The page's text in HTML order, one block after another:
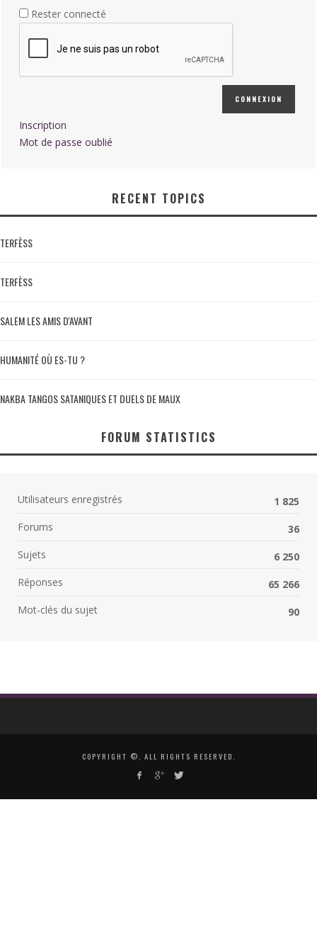
Rester connecté
CONNEXION
Inscription
Mot de passe oublié
RECENT TOPICS
TERFÈSS
TERFÈSS
SALEM LES AMIS D'AVANT
HUMANITÉ OÙ ES-TU ?
NAKBA TANGOS SATANIQUES ET DUELS DE MAUX
FORUM STATISTICS
Utilisateurs enregistrés
1 825
Forums
36
Sujets
6 250
Réponses
65 266
Mot-clés du sujet
90
COPYRIGHT ©, ALL RIGHTS RESERVED.